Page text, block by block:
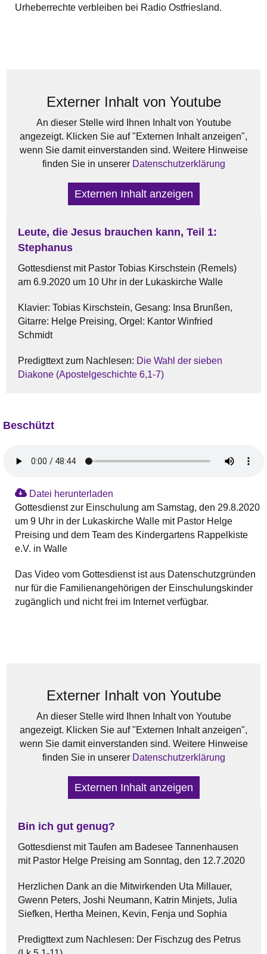
Urheberrechte verbleiben bei Radio Ostfriesland.
Externer Inhalt von Youtube
An dieser Stelle wird Ihnen Inhalt von Youtube
angezeigt. Klicken Sie auf "Externen Inhalt anzeigen",
wenn Sie damit einverstanden sind. Weitere Hinweise
finden Sie in unserer Datenschutzerklärung
Externen Inhalt anzeigen
Leute, die Jesus brauchen kann, Teil 1:
Stephanus
Gottesdienst mit Pastor Tobias Kirschstein (Remels)
am 6.9.2020 um 10 Uhr in der Lukaskirche Walle
Klavier: Tobias Kirschstein, Gesang: Insa Brunßen,
Gitarre: Helge Preising, Orgel: Kantor Winfried
Schmidt
Predigttext zum Nachlesen: Die Wahl der sieben
Diakone (Apostelgeschichte 6,1-7)
Beschützt
Datei herunterladen
Gottesdienst zur Einschulung am Samstag, den 29.8.2020
um 9 Uhr in der Lukaskirche Walle mit Pastor Helge
Preising und dem Team des Kindergartens Rappelkiste
e.V. in Walle
Das Video vom Gottesdienst ist aus Datenschutzgründen
nur für die Familienangehörigen der Einschulungskinder
zugänglich und nicht frei im Internet verfügbar.
Externer Inhalt von Youtube
An dieser Stelle wird Ihnen Inhalt von Youtube
angezeigt. Klicken Sie auf "Externen Inhalt anzeigen",
wenn Sie damit einverstanden sind. Weitere Hinweise
finden Sie in unserer Datenschutzerklärung
Externen Inhalt anzeigen
Bin ich gut genug?
Gottesdienst mit Taufen am Badesee Tannenhausen
mit Pastor Helge Preising am Sonntag, den 12.7.2020
Herzlichen Dank an die Mitwirkenden Uta Millauer,
Gwenn Peters, Joshi Neumann, Katrin Minjets, Julia
Siefken, Hertha Meinen, Kevin, Fenja und Sophia
Predigttext zum Nachlesen: Der Fischzug des Petrus